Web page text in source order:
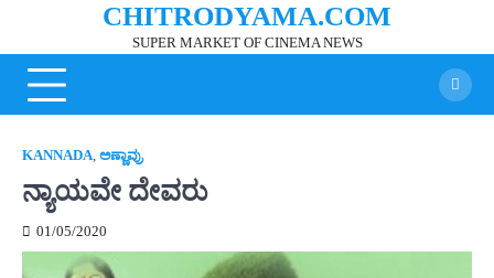
content
CHITRODYAMA.COM
SUPER MARKET OF CINEMA NEWS
KANNADA, ಅಣ್ಣಾವ್ರು
ನ್ಯಾಯವೇ ದೇವರು
01/05/2020